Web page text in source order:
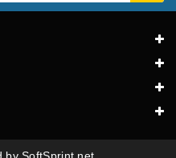
by SoftSprint.net